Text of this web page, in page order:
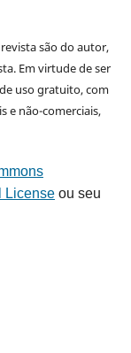
são do autor,
Em virtude de ser
uso gratuito, com
e não-comerciais,
Licenseou seu